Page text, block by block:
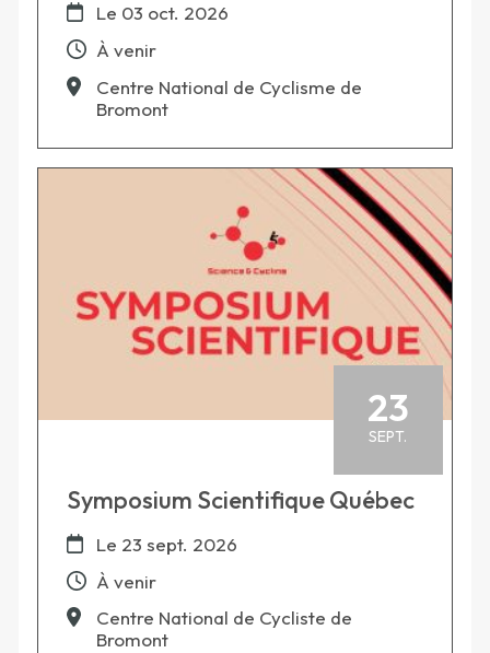
Le 03 oct. 2026
À venir
Centre National de Cyclisme de
Bromont
23
SEPT.
Symposium Scientifique Québec
Le 23 sept. 2026
À venir
Centre National de Cycliste de
Bromont